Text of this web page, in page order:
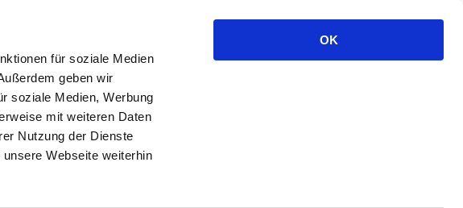
für soziale Medien
geben wir
soziale Medien, Werbung
mit weiteren Daten
Nutzung der Dienste
Webseite weiterhin
OK